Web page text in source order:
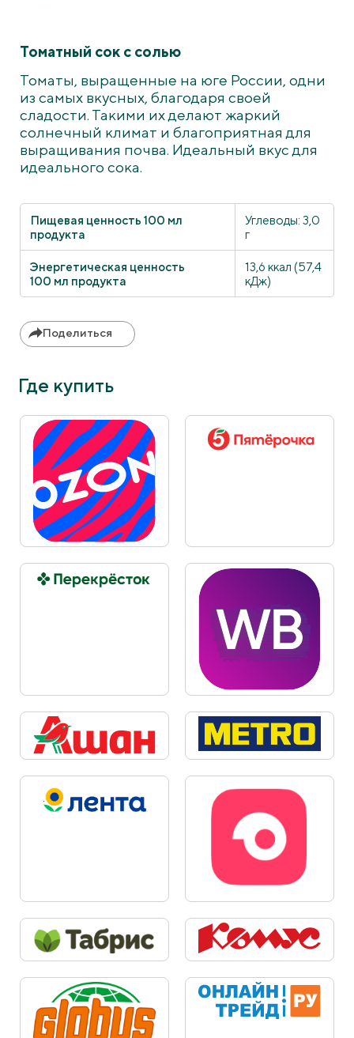
Томатный сок с солью
Томаты, выращенные на юге России, одни
из самых вкусных, благодаря своей
сладости. Такими их делают жаркий
солнечный климат и благоприятная для
выращивания почва. Идеальный вкус для
идеального сока.
Пищевая ценность 100 мл
продукта
Углеводы: 3,0
г
Энергетическая ценность
100 мл продукта
13,6 ккал (57,4
кДж)
Поделиться
Где купить